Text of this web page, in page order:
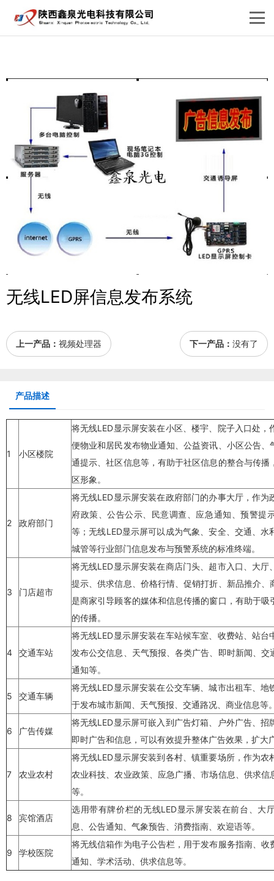
无线LED屏信息发布系统
上一产品： 视频处理器 下一产品： 没有了
产品描述
1 小区楼院
将无线LED显示屏安装在小区、楼宇、院子入口处，
便物业和居民发布物业通知、公益资讯、小区公告、
通提示、社区信息等，有助于社区信息的整合与传播
区形象。
2 政府部门
将无线LED显示屏安装在政府部门的办事大厅，作为
府政策、公告公示、民意调查、应急通知、预警提
等；无线LED显示屏可以成为气象、安全、交通、水
城管等行业部门信息发布与预警系统的标准终端。
3 门店超市
将无线LED显示屏安装在商店门头、超市入口、大厅
提示、供求信息、价格行情、促销打折、新品推介、
是商家引导顾客的媒体和信息传播的窗口，有助于吸
的传播。
4 交通车站
将无线LED显示屏安装在车站候车室、收费站、站台
发布公交信息、天气预报、各类广告、即时新闻、交
通知等。
5 交通车辆
将无线LED显示屏安装在公交车辆、城市出租车、地
于发布城市新闻、天气预报、交通路况、商业信息等
6 广告传媒
将无线LED显示屏可嵌入到广告灯箱、户外广告、招
即时广告和信息，可以有效提升整体广告效果，扩大
7 农业农村
将无线LED显示屏安装到各村、镇重要场所，作为农
农业科技、农业政策、应急广播、市场信息、供求信
等。
8 宾馆酒店
选用带有牌价栏的无线LED显示屏安装在前台、大
息、公告通知、气象预告、消费指南、欢迎语等。
9 学校医院
将无线信箱作为电子公告栏，用于发布服务指南、收
通知、学术活动、供求信息等。